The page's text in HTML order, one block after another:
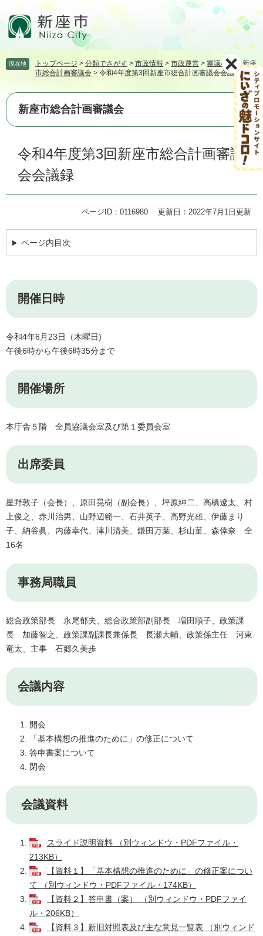
頭
す。
飛
て
本
現在地 トップページ > 分類でさがす > 市政情報 > 市政運営 > 審議会等>新座
市総合計画審議会 > 令和4年度第3回新座市総合計画審議会会議録
新座市総合計画審議会
令和4年度第3回新座市総合計画審議
会会議録
ページID：0116980 更新日：2022年7月1日更新
ページ内目次
開催日時
令和4年6月23日（木曜日)
午後6時から午後6時35分まで
開催場所
本庁舎５階 全員協議会室及び第１委員会室
出席委員
星野敦子（会長）、原田晃樹（副会長）、坪原紳二、高橋遼太、村
上俊之、赤川治男、山野辺範一、石井英子、高野光雄、伊藤まり
子、納谷眞、内藤幸代、津川清美、鎌田万葉、杉山菫、森倖奈 全
16名
事務局職員
総合政策部長 永尾郁夫、総合政策部副部長 増田順子、政策課
長 加藤智之、政策課副課長兼係長 長瀬大輔、政策係主任 河東
竜太、主事 石郷久美歩
会議内容
開会
「基本構想の推進のために」の修正について
答申書案について
閉会
会議資料
スライド説明資料 （別ウィンドウ・PDFファイル・
213KB）
【資料１】「基本構想の推進のために」の修正案につい
て （別ウィンドウ・PDFファイル・174KB）
【資料２】答申書（案） （別ウィンドウ・PDFファイ
ル・206KB）
【資料３】新旧対照表及び主な意見一覧表 （別ウィンド